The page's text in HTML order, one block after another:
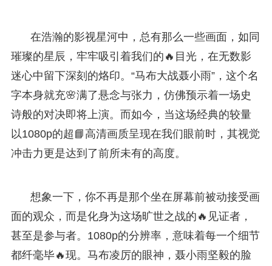
在浩瀚的影视星河中，总有那么一些画面，如同
璀璨的星辰，牢牢吸引着我们的🔥目光，在无数影
迷心中留下深刻的烙印。“马布大战聂小雨”，这个名
字本身就充🌸满了悬念与张力，仿佛预示着一场史
诗般的对决即将上演。而如今，当这场经典的较量
以1080p的超📘高清画质呈现在我们眼前时，其视觉
冲击力更是达到了前所未有的高度。
想象一下，你不再是那个坐在屏幕前被动接受画
面的观众，而是化身为这场旷世之战的🔥见证者，
甚至是参与者。1080p的分辨率，意味着每一个细节
都纤毫毕🔥现。马布凌厉的眼神，聂小雨坚毅的脸